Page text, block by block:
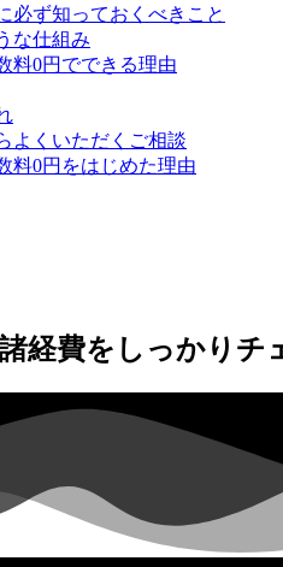
必ず知っておくべきこと
な仕組み
料0円でできる理由
よくいただくご相談
料0円をはじめた理由
経費をしっかりチ